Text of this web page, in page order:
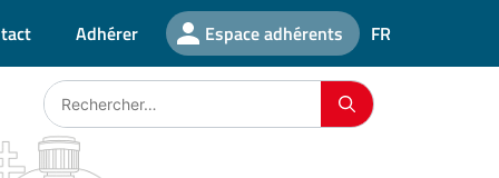
Adhérer Espace adhérents FR